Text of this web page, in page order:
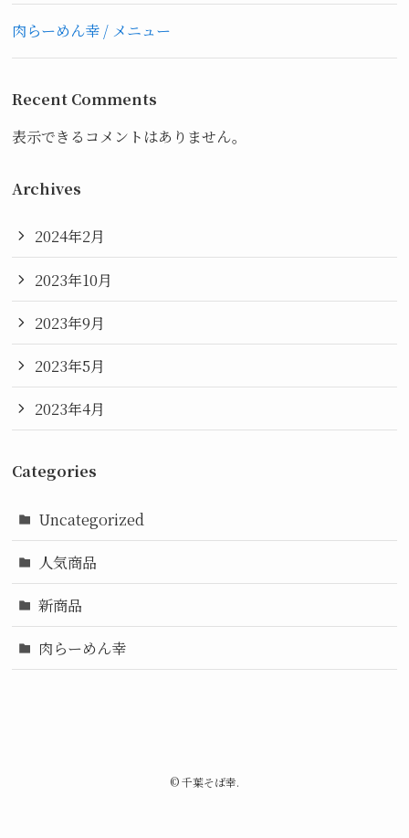
肉らーめん幸 / メニュー
Recent Comments
表示できるコメントはありません。
Archives
2024年2月
2023年10月
2023年9月
2023年5月
2023年4月
Categories
Uncategorized
人気商品
新商品
肉らーめん幸
©千葉そば幸.